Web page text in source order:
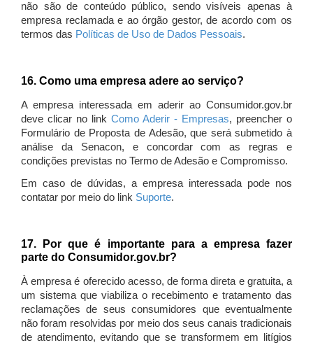
não são de conteúdo público, sendo visíveis apenas à
empresa reclamada e ao órgão gestor, de acordo com os
termos das Políticas de Uso de Dados Pessoais.
16. Como uma empresa adere ao serviço?
A empresa interessada em aderir ao Consumidor.gov.br
deve clicar no link Como Aderir - Empresas, preencher o
Formulário de Proposta de Adesão, que será submetido à
análise da Senacon, e concordar com as regras e
condições previstas no Termo de Adesão e Compromisso.
Em caso de dúvidas, a empresa interessada pode nos
contatar por meio do link Suporte.
17. Por que é importante para a empresa fazer
parte do Consumidor.gov.br?
À empresa é oferecido acesso, de forma direta e gratuita, a
um sistema que viabiliza o recebimento e tratamento das
reclamações de seus consumidores que eventualmente
não foram resolvidas por meio dos seus canais tradicionais
de atendimento, evitando que se transformem em litígios